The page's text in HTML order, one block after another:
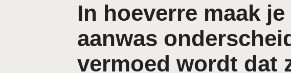
In hoeverre maak
aanwas
vermoed wordt dat